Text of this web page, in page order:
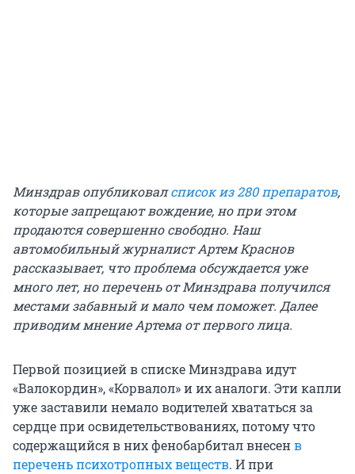
Минздрав опубликовалсписок из 280 препаратов,
которые запрещают вождение, но при этом
продаются совершенно свободно. Наш
автомобильный журналист Артем Краснов
рассказывает, что проблема обсуждается уже
много лет, но перечень от Минздрава получился
местами забавный и мало чем поможет. Далее
приводим мнение Артема от первого лица.
Первой позицией в списке Минздрава идут
«Валокордин», «Корвалол» и их аналоги. Эти капли
уже заставили немало водителей хвататься за
сердце при освидетельствованиях, потому что
содержащийся в них фенобарбитал внесенв
перечень психотропных веществ. И при